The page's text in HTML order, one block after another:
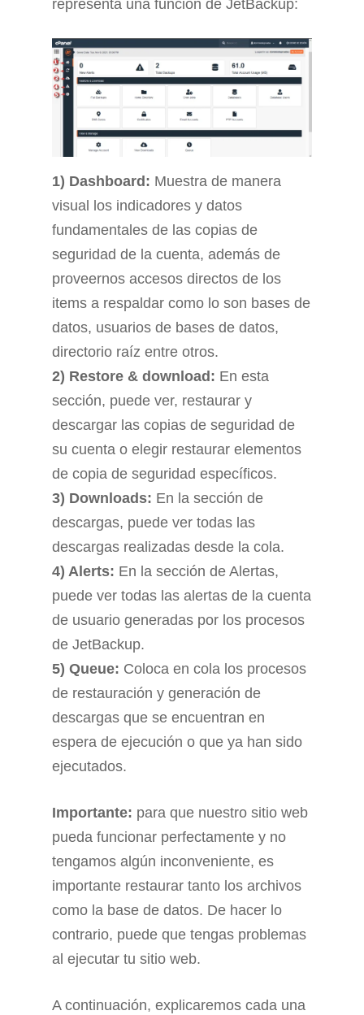
representa una función de JetBackup:
1) Dashboard: Muestra de manera
visual los indicadores y datos
fundamentales de las copias de
seguridad de la cuenta, además de
proveernos accesos directos de los
items a respaldar como lo son bases de
datos, usuarios de bases de datos,
directorio raíz entre otros.
2) Restore & download: En esta
sección, puede ver, restaurar y
descargar las copias de seguridad de
su cuenta o elegir restaurar elementos
de copia de seguridad específicos.
3) Downloads: En la sección de
descargas, puede ver todas las
descargas realizadas desde la cola.
4) Alerts: En la sección de Alertas,
puede ver todas las alertas de la cuenta
de usuario generadas por los procesos
de JetBackup.
5) Queue: Coloca en cola los procesos
de restauración y generación de
descargas que se encuentran en
espera de ejecución o que ya han sido
ejecutados.
Importante: para que nuestro sitio web
pueda funcionar perfectamente y no
tengamos algún inconveniente, es
importante restaurar tanto los archivos
como la base de datos. De hacer lo
contrario, puede que tengas problemas
al ejecutar tu sitio web.
A continuación, explicaremos cada una